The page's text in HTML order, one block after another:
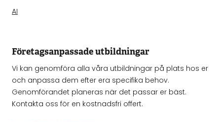
AI
Företagsanpassade utbildningar
Vi kan genomföra alla våra utbildningar på plats hos er
och anpassa dem efter era specifika behov.
Genomförandet planeras när det passar er bäst.
Kontakta oss för en kostnadsfri offert.